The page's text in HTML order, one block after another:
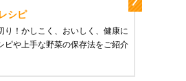
シピ
り！かしこく、おいしく、健康に
ピや上手な野菜の保存法をご紹介